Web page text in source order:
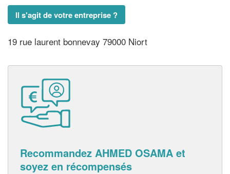
Il s'agit de votre entreprise ?
19 rue laurent bonnevay 79000 Niort
Recommandez AHMED OSAMA et
soyez en récompensés